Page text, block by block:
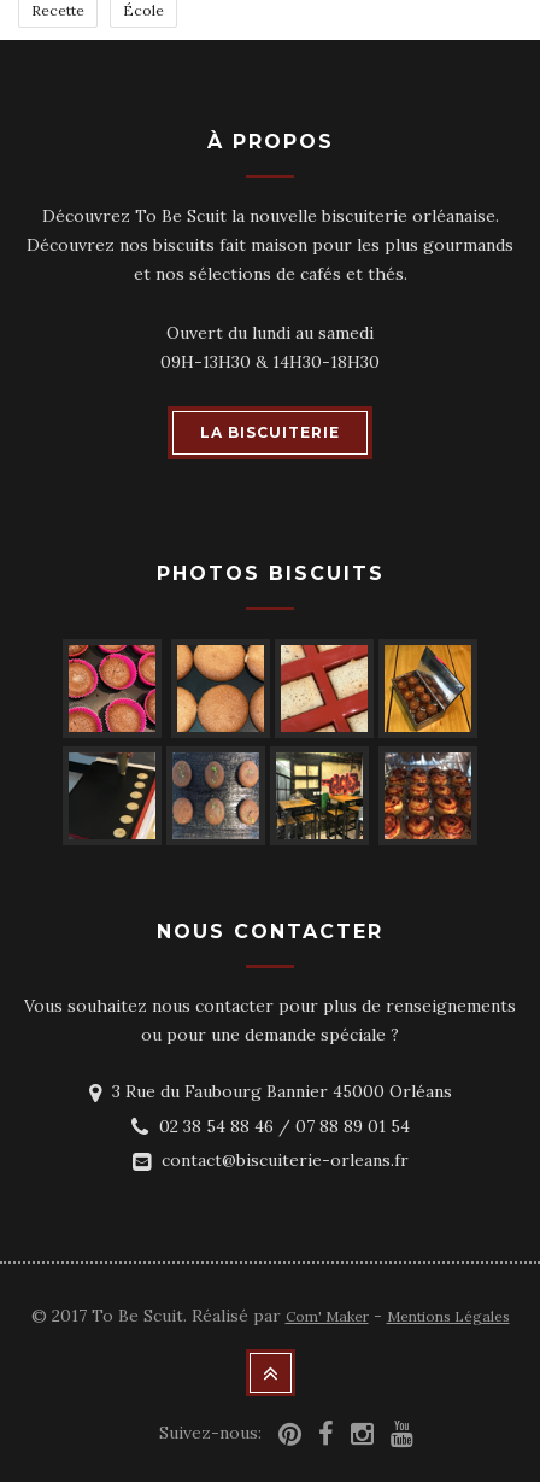
Recette École
À PROPOS
Découvrez To Be Scuit la nouvelle biscuiterie orléanaise.
Découvrez nos biscuits fait maison pour les plus gourmands
et nos sélections de cafés et thés.
Ouvert du lundi au samedi
09H-13H30 & 14H30-18H30
LA BISCUITERIE
PHOTOS BISCUITS
NOUS CONTACTER
Vous souhaitez nous contacter pour plus de renseignements
ou pour une demande spéciale ?
3 Rue du Faubourg Bannier 45000 Orléans
02 38 54 88 46 / 07 88 89 01 54
contact@biscuiterie-orleans.fr
© 2017 To Be Scuit. Réalisé par Com' Maker- Mentions Légales
Suivez-nous: